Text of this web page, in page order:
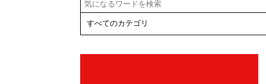
ンテスト４ ～